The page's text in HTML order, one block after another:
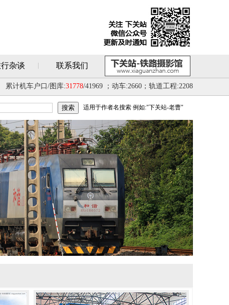
杂谈 联系我们
累计机车户口/图库:31778/41969 ；动车:2660；轨道工程:2208
适用于作者名搜索 例如:"下关站-老曹"